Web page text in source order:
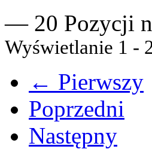
— 20 Pozycji
Wyświetlanie 1 -
← Pierwszy
Poprzedni
Następny